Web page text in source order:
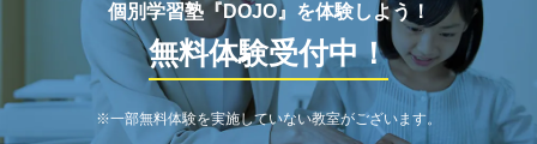
個別学習塾『DOJO』を体験しよう！
無料体験受付中！
※一部無料体験を実施していない教室がございます。